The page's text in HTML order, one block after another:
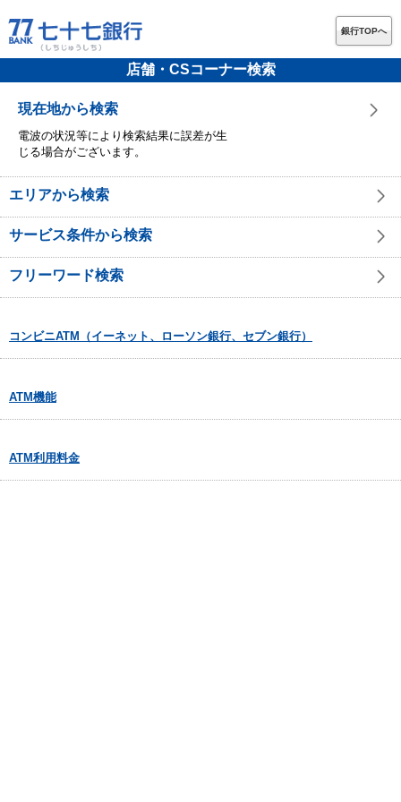
銀行TOPへ
店舗・CSコーナー検索
現在地から検索
電波の状況等により検索結果に誤差が生
じる場合がございます。
エリアから検索
サービス条件から検索
フリーワード検索
コンビニATM（イーネット、ローソン銀行、セブン銀行）
ATM機能
ATM利用料金